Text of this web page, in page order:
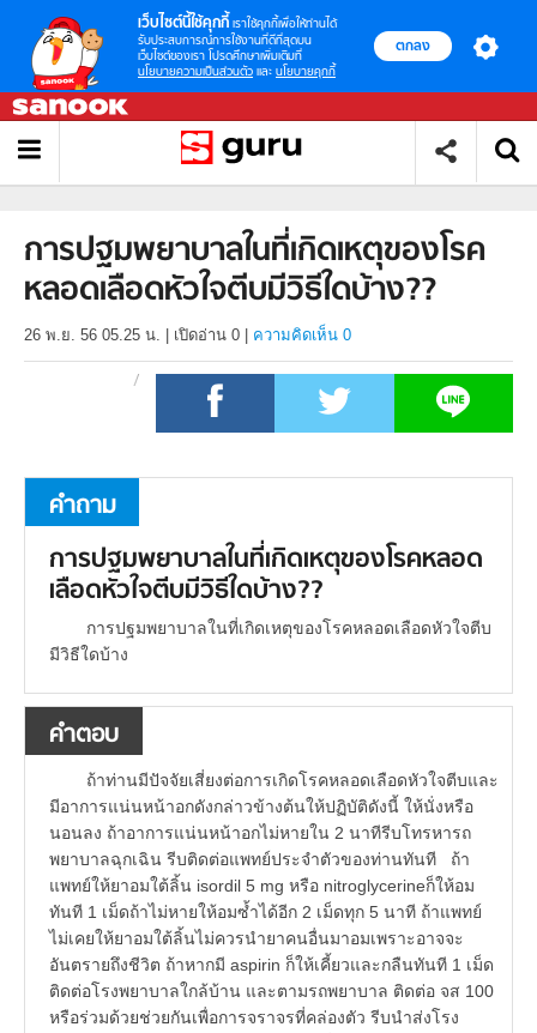
เว็บไซต์นี้ใช้คุกกี้ เราใช้คุกกี้เพื่อให้ท่านได้
รับประสบการณ์การใช้งานที่ดีที่สุดบน
เว็บไซต์ของเรา โปรดศึกษาเพิ่มเติมที่
นโยบายความเป็นส่วนตัว และ นโยบายคุกกี้
ตกลง
การปฐมพยาบาลในที่เกิดเหตุของโรค
หลอดเลือดหัวใจตีบมีวิธีใดบ้าง??
26 พ.ย. 56 05.25 น. เปิดอ่าน 0 ความคิดเห็น 0
คำถาม
การปฐมพยาบาลในที่เกิดเหตุของโรคหลอด
เลือดหัวใจตีบมีวิธีใดบ้าง??
การปฐมพยาบาลในที่เกิดเหตุของโรคหลอดเลือดหัวใจตีบ
มีวิธีใดบ้าง
คำตอบ
ถ้าท่านมีปัจจัยเสี่ยงต่อการเกิดโรคหลอดเลือดหัวใจตีบและ
มีอาการแน่นหน้าอกดังกล่าวข้างต้นให้ปฏิบัติดังนี้ ให้นั่งหรือ
นอนลง ถ้าอาการแน่นหน้าอกไม่หายใน 2 นาทีรีบโทรหารถ
พยาบาลฉุกเฉิน รีบติดต่อแพทย์ประจำตัวของท่านทันที ถ้า
แพทย์ให้ยาอมใต้ลิ้น isordil 5 mg หรือ nitroglycerineก็ให้อม
ทันที 1 เม็ดถ้าไม่หายให้อมซ้ำได้อีก 2 เม็ดทุก 5 นาที ถ้าแพทย์
ไม่เคยให้ยาอมใต้ลิ้นไม่ควรนำยาคนอื่นมาอมเพราะอาจจะ
อันตรายถึงชีวิต ถ้าหากมี aspirin ก็ให้เคี้ยวและกลืนทันที 1 เม็ด
ติดต่อโรงพยาบาลใกล้บ้าน และตามรถพยาบาล ติดต่อ จส 100
หรือร่วมด้วยช่วยกันเพื่อการจราจรที่คล่องตัว รีบนำส่งโรง